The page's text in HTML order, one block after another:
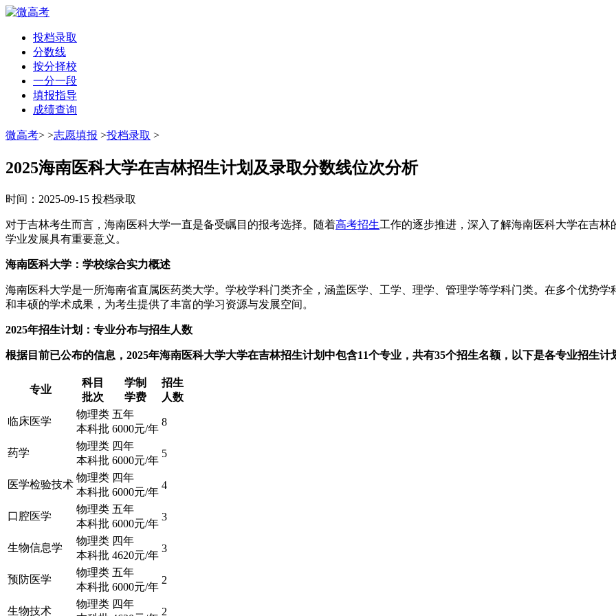
投档录取
分数线
按分择校
一分一段
填报指导
成绩查询
微高考> >志愿填报 >投档录取 >
2025海南医科大学在吉林招生计划及录取分数线位次分析
时间： 2025-09-15 投档录取
对于吉林考生而言，海南医科大学一直是备受瞩目的报考选择。随着高考招生工作的逐步推进，深入了解海南医科大学在吉林
学业发展具有重要意义。​
海南医科大学：学校综合实力概述​
海南医科大学是一所海南省直属医药类大学。学校学科门类齐全，涵盖医学、工学、理学、管理学等学科门类。在多个优势
和丰硕的学术成果，为考生提供了丰富的学习资源与发展空间。​
2025年招生计划：专业分布与招生人数​
根据目前已公布的信息，2025年海南医科大学大学在吉林招生计划中包含11个专业，共有35个招生名额，以下是各专业招生计
专业
科目
批次
学制
学费
招生
人数
临床医学
物理类
本科批
五年
6000元/年
8
药学
物理类
本科批
四年
6000元/年
5
医学检验技术
物理类
本科批
四年
6000元/年
4
口腔医学
物理类
本科批
五年
6000元/年
3
生物信息学
物理类
本科批
四年
4620元/年
3
预防医学
物理类
本科批
五年
6000元/年
2
生物技术
物理类 四年
2